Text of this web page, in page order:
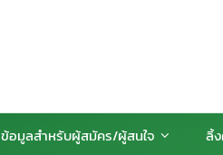
ข้อมูลสำหรับผู้สมัคร/ผู้สนใจ ลิ้